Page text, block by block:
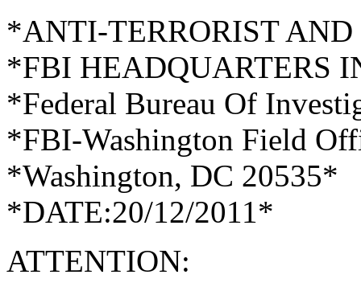
*ANTI-TERRORIST
*FBI HEADQUARTERS
*Federal Bureau Of
*FBI-Washington Field
*Washington, DC 20535*
*DATE:20/12/2011*
ATTENTION: